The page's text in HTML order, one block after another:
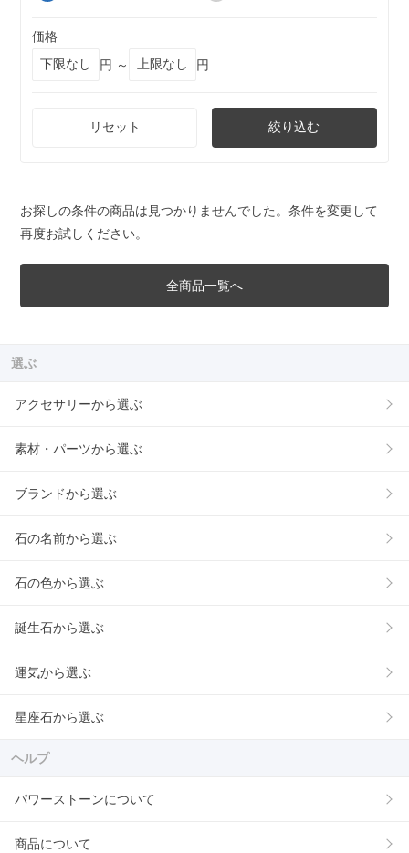
価格
円 ～
円
リセット 絞り込む
お探しの条件の商品は見つかりませんでした。条件を変更して
再度お試しください。
全商品一覧へ
選ぶ
アクセサリーから選ぶ
素材・パーツから選ぶ
ブランドから選ぶ
石の名前から選ぶ
石の色から選ぶ
誕生石から選ぶ
運気から選ぶ
星座石から選ぶ
ヘルプ
パワーストーンについて
商品について